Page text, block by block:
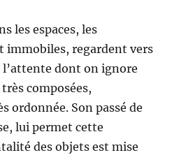
les espaces, les
immobiles, regardent vers
dont on ignore
composées,
ordonnée. Son passé de
lui permet cette
des objets est mise